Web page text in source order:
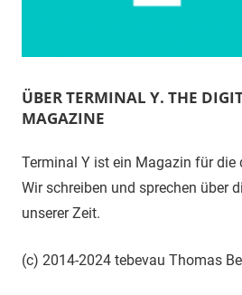
ÜBER TERMINAL Y. THE
MAGAZINE
Terminal Y ist ein Magazin für die
Wir schreiben und sprechen über
unserer Zeit.
(c) 2014-2024 tebevau Thomas